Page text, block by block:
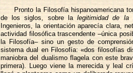
Pronto la Filosofía hispanoamericana
de los siglos, sobre lalegitimidad de la
Ingenieros, la orientación aparecía clara,
actividad filosófica trascendente –única
la Filosofía– sino un gesto de
sistema dual en Filosofía: «dos filosofías
maniobra del dualismo flagela con este
primera). Luego viene la merecida y leal